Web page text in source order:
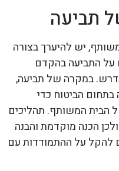
תביעה
יש להיערך בצורה
על התביעה בהקדם
במקרה של תביעה,
הביטוח כדי
הבית המשותף. תהליכים
הכנה מוקדמת והבנה
להקל על ההתמודדות עם